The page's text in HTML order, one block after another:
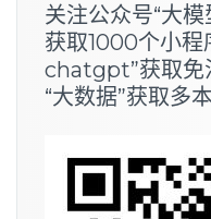
关注公众号“大
获取1000个小程
chatgpt”获取免
“大数据”获取多